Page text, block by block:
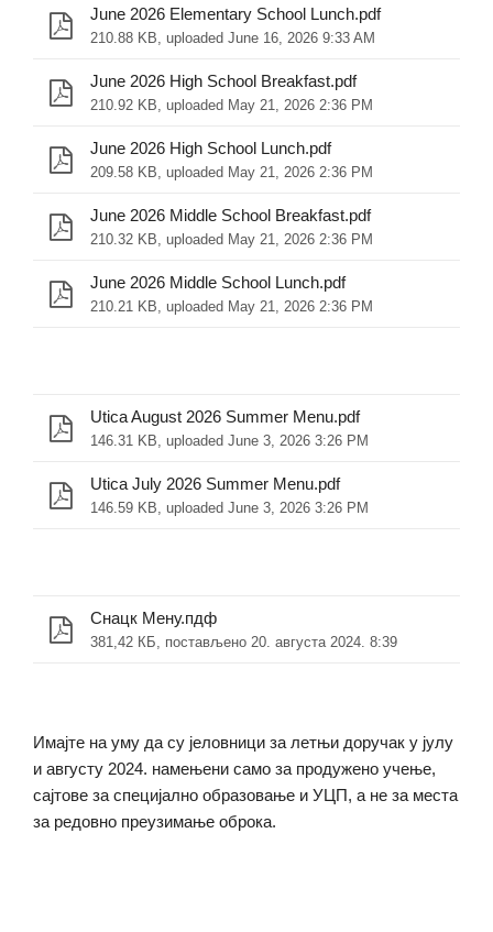
June 2026 Elementary School Lunch.pdf
210.88 KB, uploaded June 16, 2026 9:33 AM
June 2026 High School Breakfast.pdf
210.92 KB, uploaded May 21, 2026 2:36 PM
June 2026 High School Lunch.pdf
209.58 KB, uploaded May 21, 2026 2:36 PM
June 2026 Middle School Breakfast.pdf
210.32 KB, uploaded May 21, 2026 2:36 PM
June 2026 Middle School Lunch.pdf
210.21 KB, uploaded May 21, 2026 2:36 PM
Utica August 2026 Summer Menu.pdf
146.31 KB, uploaded June 3, 2026 3:26 PM
Utica July 2026 Summer Menu.pdf
146.59 KB, uploaded June 3, 2026 3:26 PM
Снацк Мену.пдф
381,42 КБ, постављено 20. августа 2024. 8:39
Имајте на уму да су јеловници за летњи доручак у јулу
и августу 2024. намењени само за продужено учење,
сајтове за специјално образовање и УЦП, а не за места
за редовно преузимање оброка.